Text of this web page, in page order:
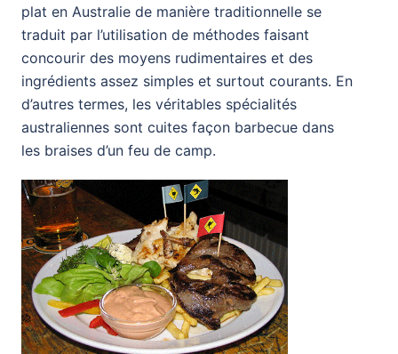
plat en Australie de manière traditionnelle se
traduit par l’utilisation de méthodes faisant
concourir des moyens rudimentaires et des
ingrédients assez simples et surtout courants. En
d’autres termes, les véritables spécialités
australiennes sont cuites façon barbecue dans
les braises d’un feu de camp.